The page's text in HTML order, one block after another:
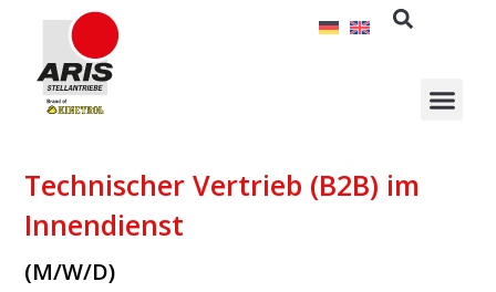
springen
Technischer Vertrieb (B2B) im
Innendienst
(M/W/D)